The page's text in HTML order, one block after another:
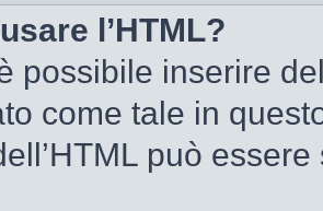
l’HTML?
possibile inserire
come tale in
può